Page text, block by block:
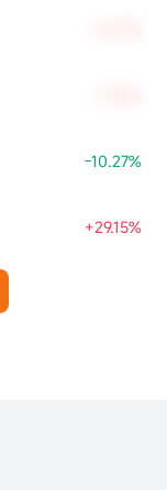
-10.27%
+29.15%